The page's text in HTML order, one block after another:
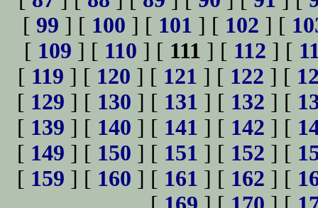
[ 99 ] [ 100 ] [ 101 ] [ 102 ] [
[ 109 ] [ 110 ] [ 111 ] [ 112 ] [
[ 119 ] [ 120 ] [ 121 ] [ 122 ] [
[ 129 ] [ 130 ] [ 131 ] [ 132 ] [
[ 139 ] [ 140 ] [ 141 ] [ 142 ] [
[ 149 ] [ 150 ] [ 151 ] [ 152 ] [
[ 159 ] [ 160 ] [ 161 ] [ 162 ] [